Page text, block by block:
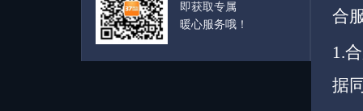
即获取专属
暖心服务哦！
合
1.
据